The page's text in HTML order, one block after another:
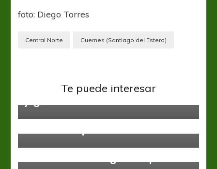
foto: Diego Torres
Central Norte Guemes (Santiago del Estero)
Te puede interesar
Sin tiempo para descansar, salen a